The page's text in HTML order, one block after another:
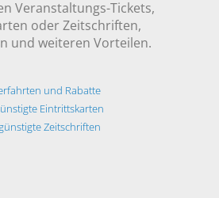
Veranstaltungs-Tickets,
oder Zeitschriften,
und weiteren Vorteilen.
und Rabatte
Eintrittskarten
Zeitschriften